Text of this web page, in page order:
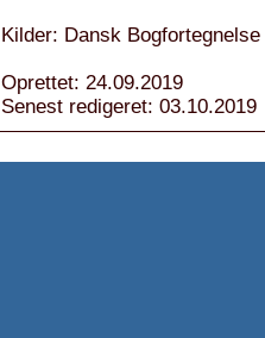
Kilder: Dansk Bogfortegnelse
Oprettet: 24.09.2019
Senest redigeret: 03.10.2019